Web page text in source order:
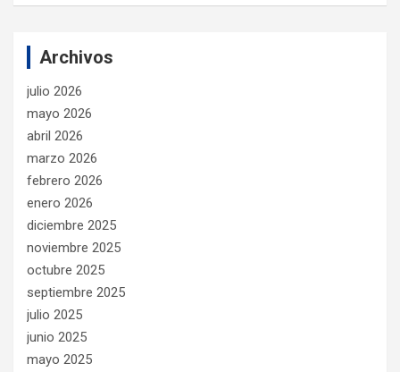
Archivos
julio 2026
mayo 2026
abril 2026
marzo 2026
febrero 2026
enero 2026
diciembre 2025
noviembre 2025
octubre 2025
septiembre 2025
julio 2025
junio 2025
mayo 2025